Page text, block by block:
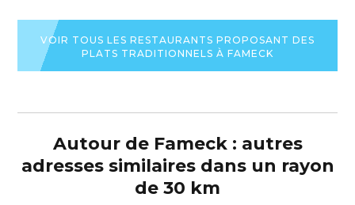
VOIR TOUS LES RESTAURANTS PROPOSANT DES
PLATS TRADITIONNELS À FAMECK
Autour de Fameck : autres
adresses similaires dans un rayon
de 30 km